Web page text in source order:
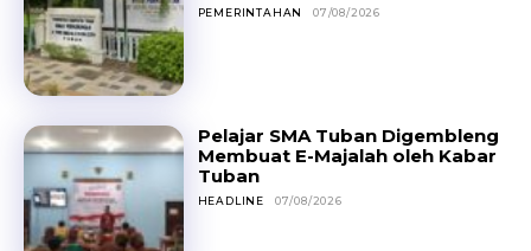
PEMERINTAHAN 07/08/2026
Pelajar SMA Tuban Digembleng
Membuat E-Majalah oleh Kabar
Tuban
HEADLINE 07/08/2026